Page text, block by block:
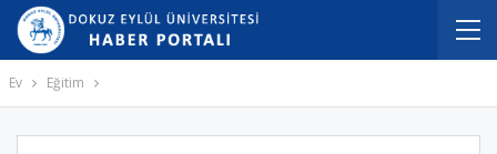
Ev Eğitim